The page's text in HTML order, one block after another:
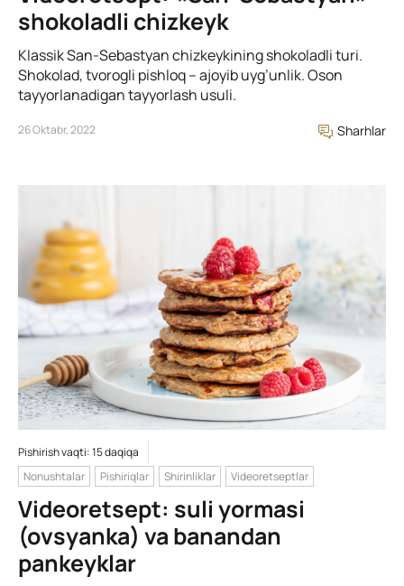
shokoladli chizkeyk
Klassik San-Sebastyan chizkeykining shokoladli turi.
Shokolad, tvorogli pishloq – ajoyib uyg’unlik. Oson
tayyorlanadigan tayyorlash usuli.
26 Oktabr, 2022 Sharhlar
Pishirish vaqti: 15 daqiqa
Nonushtalar
Pishiriqlar Shirinliklar Videoretseptlar
Videoretsept: suli yormasi
(ovsyanka) va banandan
pankeyklar